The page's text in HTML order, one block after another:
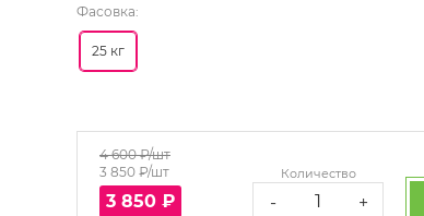
Фасовка:
25 кг
4 600₽/шт
3 850 ₽/шт
3 850 ₽
Количество
- +